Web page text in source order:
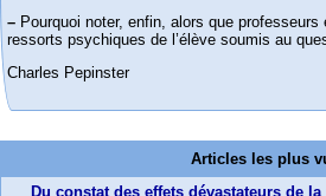
– Pourquoi noter, enfin, alors que
ressorts psychiques de l’élève soumis au
Charles Pepinster
Articles les plus
Du constat des effets dévastateurs de